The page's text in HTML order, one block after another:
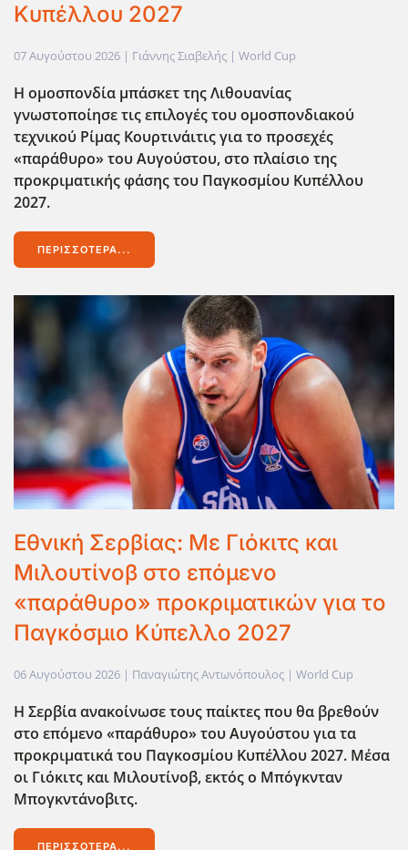
Κυπέλλου 2027
07 Αυγούστου 2026 | Γιάννης Σιαβελής | World Cup
Η ομοσπονδία μπάσκετ της Λιθουανίας
γνωστοποίησε τις επιλογές του ομοσπονδιακού
τεχνικού Ρίμας Κουρτινάιτις για το προσεχές
«παράθυρο» του Αυγούστου, στο πλαίσιο της
προκριματικής φάσης του Παγκοσμίου Κυπέλλου
2027.
ΠΕΡΙΣΣΌΤΕΡΑ...
Εθνική Σερβίας: Με Γιόκιτς και
Μιλουτίνοβ στο επόμενο
«παράθυρο» προκριματικών για το
Παγκόσμιο Κύπελλο 2027
06 Αυγούστου 2026 | Παναγιώτης Αντωνόπουλος | World Cup
Η Σερβία ανακοίνωσε τους παίκτες που θα βρεθούν
στο επόμενο «παράθυρο» του Αυγούστου για τα
προκριματικά του Παγκοσμίου Κυπέλλου 2027. Μέσα
οι Γιόκιτς και Μιλουτίνοβ, εκτός ο Μπόγκνταν
Μπογκντάνοβιτς.
ΠΕΡΙΣΣΌΤΕΡΑ...